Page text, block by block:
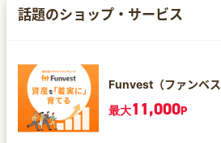
話題のショップ・サービス
Funvest（ファンベス
最大11,000P